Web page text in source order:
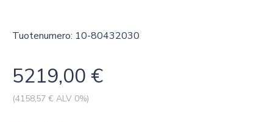
Tuotenumero: 10-80432030
5219,00 €
(4158,57 € ALV 0%)